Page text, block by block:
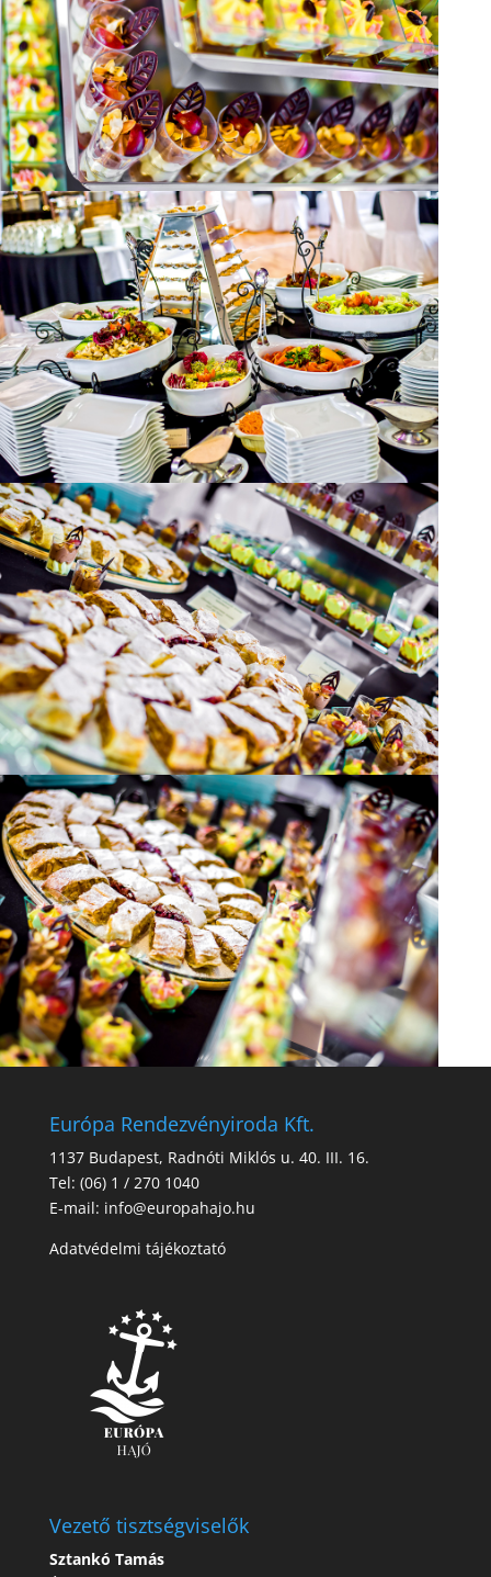
Európa Rendezvényiroda Kft.
1137 Budapest, Radnóti Miklós u. 40. III. 16.
Tel: (06) 1 / 270 1040
E-mail: info@europahajo.hu
Adatvédelmi tájékoztató
Vezető tisztségviselők
Sztankó Tamás